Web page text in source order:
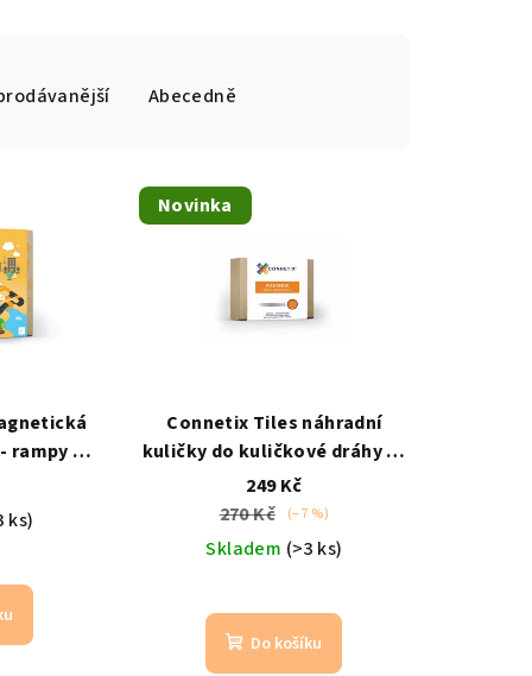
Abecedně
rampy a
silnic a
ks)
Novinka
Connetix Tiles náhradní
kuličky do kuličkové dráhy 12
ks duhovéoriginální
příslušenství
249 Kč
270 Kč (–7 %)
Skladem (>3 ks)
Do košíku